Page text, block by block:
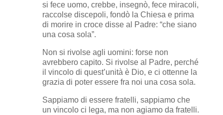
si fece uomo, crebbe, insegnò, fece miracoli,
raccolse discepoli, fondò la Chiesa e prima
di morire in croce disse al Padre: “che siano
una cosa sola”.
Non si rivolse agli uomini: forse non
avrebbero capito. Si rivolse al Padre, perché
il vincolo di quest’unità è Dio, e ci ottenne la
grazia di poter essere fra noi una cosa sola.
Sappiamo di essere fratelli, sappiamo che
un vincolo ci lega, ma non agiamo da fratelli.